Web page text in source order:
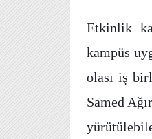
Etkinlik
kampüs
olası iş
Samed